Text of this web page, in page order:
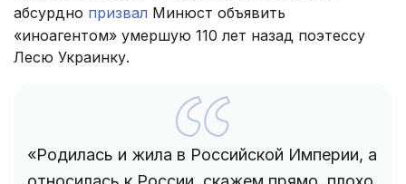
абсурдно призвал Минюст объявить
«иноагентом» умершую 110 лет назад поэтессу
Лесю Украинку.
«Родилась и жила в Российской Империи, а